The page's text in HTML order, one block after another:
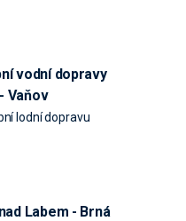
vodní dopravy
Vaňov
lodní dopravu
Labem - Brná